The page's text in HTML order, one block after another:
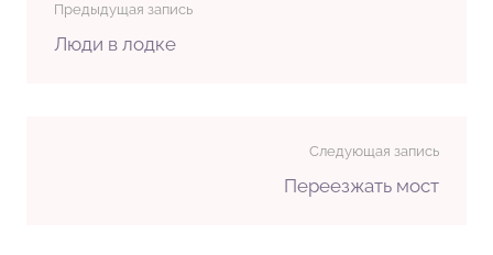
Предыдущая запись
Люди в лодке
Следующая запись
Переезжать мост